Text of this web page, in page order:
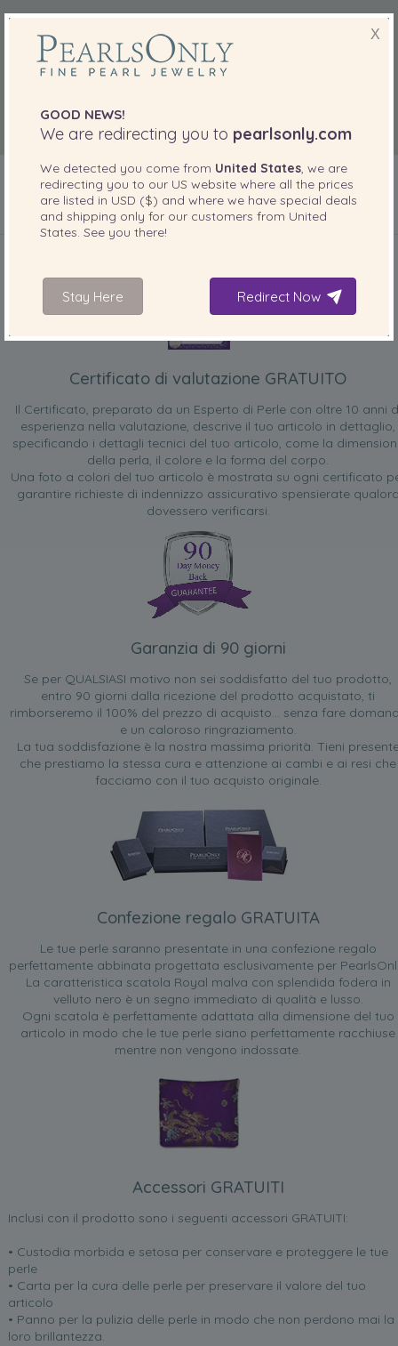
INCLUSO CON IL PRODOTTO
Certificato di valutazione GRATUITO
Il Certificato, preparato da un Esperto di Perle con oltre 10 anni
esperienza nella valutazione, descrive il tuo articolo in dettaglio,
specificando i dettagli tecnici del tuo articolo, come la
della perla, il colore e la forma del corpo.
Una foto a colori del tuo articolo è mostrata su ogni certificato
garantire richieste di indennizzo assicurativo spensierate
dovessero verificarsi.
Garanzia di 90 giorni
Se per QUALSIASI motivo non sei soddisfatto del tuo prodotto,
entro 90 giorni dalla ricezione del prodotto acquistato, ti
rimborseremo il 100% del prezzo di acquisto... senza fare
e un caloroso ringraziamento.
La tua soddisfazione è la nostra massima priorità. Tieni
che prestiamo la stessa cura e attenzione ai cambi e ai resi che
facciamo con il tuo acquisto originale.
Confezione regalo GRATUITA
Le tue perle saranno presentate in una confezione regalo
perfettamente abbinata progettata esclusivamente per
La caratteristica scatola Royal malva con splendida fodera in
velluto nero è un segno immediato di qualità e lusso.
Ogni scatola è perfettamente adattata alla dimensione del tuo
articolo in modo che le tue perle siano perfettamente racchiuse
mentre non vengono indossate.
Accessori GRATUITI
Inclusi con il prodotto sono i seguenti accessori GRATUITI:
• Custodia morbida e setosa per conservare e proteggere le tue
perle
• Carta per la cura delle perle per preservare il valore del tuo
articolo
• Panno per la pulizia delle perle in modo che non perdono mai la
loro brillantezza.
X
GOOD NEWS!
We are redirecting you to pearlsonly.com
We detected you come from United States , we are
redirecting you to our US website where all the prices
are listed in USD ($) and where we have special deals
and shipping only for our customers from United
States . See you there!
Stay Here Redirect Now